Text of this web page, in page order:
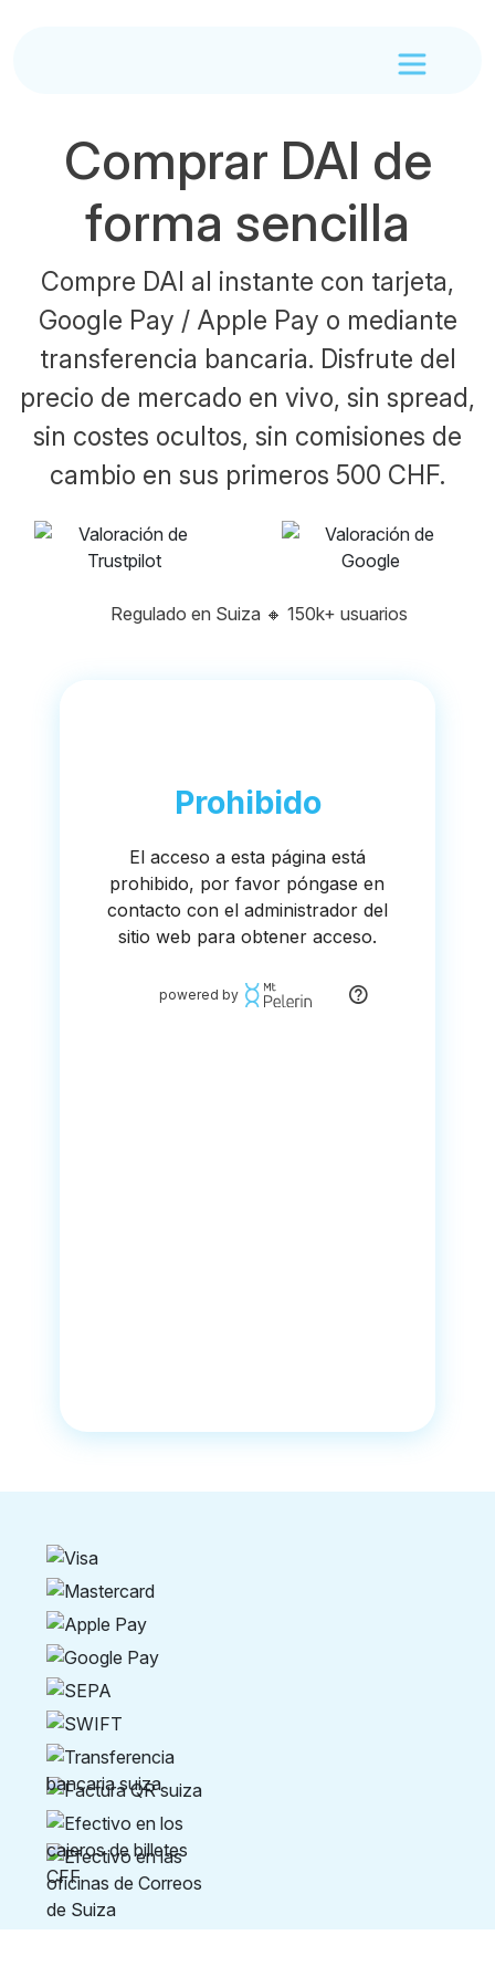
Comprar DAI de
forma sencilla
Compre DAI al instante con tarjeta,
Google Pay / Apple Pay o mediante
transferencia bancaria. Disfrute del
precio de mercado en vivo, sin spread,
sin costes ocultos, sin comisiones de
cambio en sus primeros 500 CHF.
Regulado en Suiza 🔸 150k+ usuarios